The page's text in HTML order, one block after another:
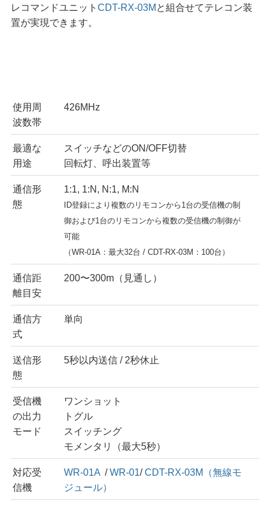
レコマンドユニット CDT-RX-03M と組合せてテレコン装
置が実現できます。
使用周
波数帯
426MHz
最適な
用途
スイッチなどのON/OFF切替
回転灯、呼出装置等
通信形
態
1:1, 1:N, N:1, M:N
ID登録により複数のリモコンから1台の受信機の制
御および1台のリモコンから複数の受信機の制御が
可能
（WR-01A：最大32台 / CDT-RX-03M：100台）
通信距
離目安
200〜300m（見通し）
通信方
式
単向
送信形
態
5秒以内送信 / 2秒休止
受信機
の出力
モード
ワンショット
トグル
スイッチング
モメンタリ（最大5秒）
対応受
信機
WR-01A /WR-01/CDT-RX-03M（無線モ
ジュール）